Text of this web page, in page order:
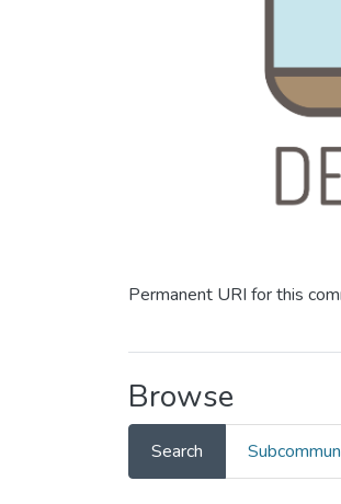
Permanent URI for this
Browse
Search